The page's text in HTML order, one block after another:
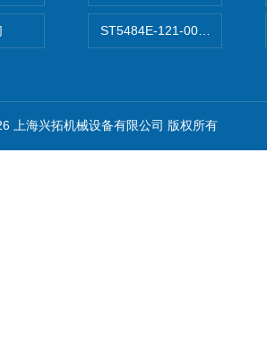
ST5484E-121-0032-00美国
上海兴拓机械设备有限公司 版权所有